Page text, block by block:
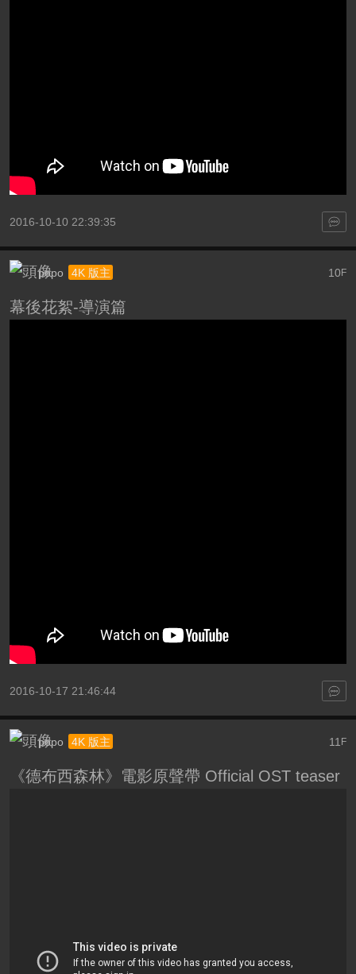
2016-10-10 22:39:35
10F
popo 4K 版主
幕後花絮-導演篇
2016-10-17 21:46:44
11 F
popo 4K 版主
《德布西森林》電影原聲帶 Official OST teaser